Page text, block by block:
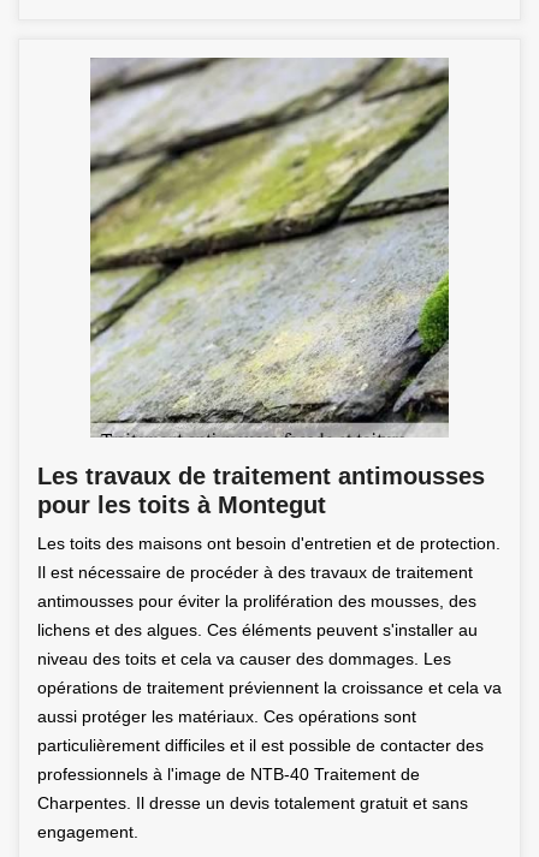
Les travaux de traitement antimousses
pour les toits à Montegut
Les toits des maisons ont besoin d'entretien et de protection.
Il est nécessaire de procéder à des travaux de traitement
antimousses pour éviter la prolifération des mousses, des
lichens et des algues. Ces éléments peuvent s'installer au
niveau des toits et cela va causer des dommages. Les
opérations de traitement préviennent la croissance et cela va
aussi protéger les matériaux. Ces opérations sont
particulièrement difficiles et il est possible de contacter des
professionnels à l'image de NTB-40 Traitement de
Charpentes. Il dresse un devis totalement gratuit et sans
engagement.